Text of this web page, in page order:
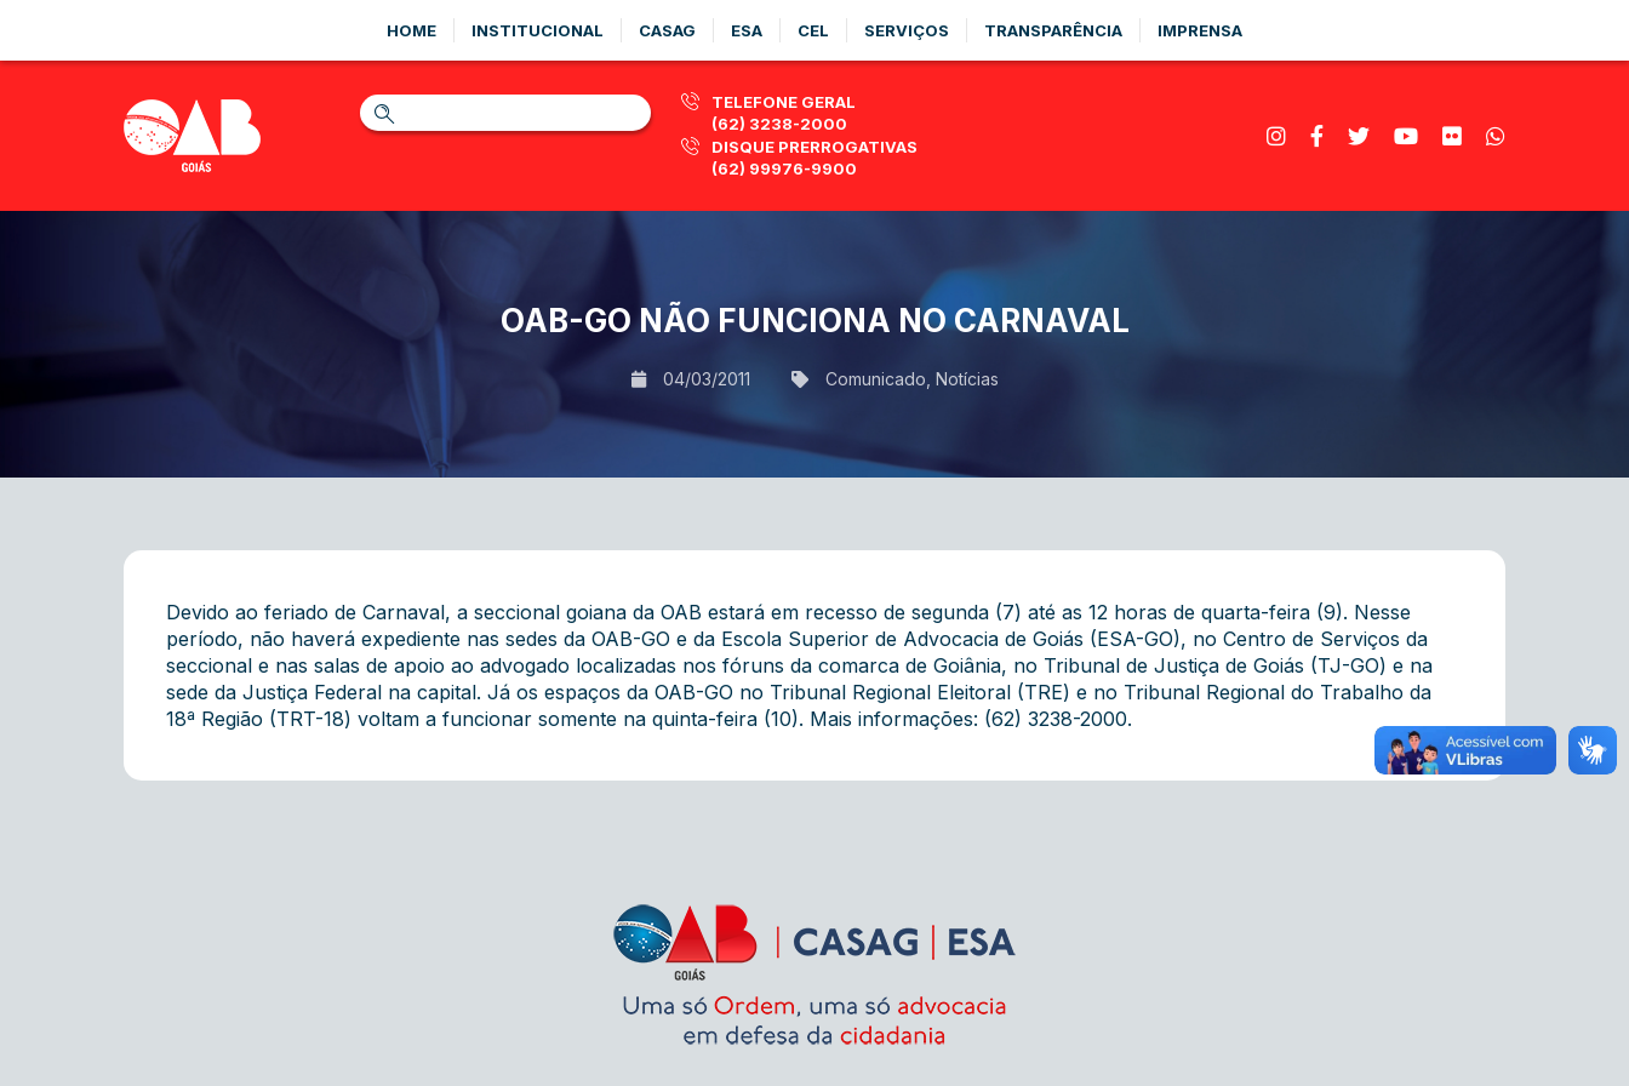
HOME INSTITUCIONAL CASAG ESA CEL SERVIÇOS TRANSPARÊNCIA IMPRENSA
TELEFONE GERAL
(62) 3238-2000
DISQUE PRERROGATIVAS
(62) 99976-9900
OAB-GO NÃO FUNCIONA NO CARNAVAL
04/03/2011 Comunicado Notícias
Devido ao feriado de Carnaval, a seccional goiana da OAB estará em recesso de segunda (7) até as 12 horas de quarta-feira (9). Nesse
período, não haverá expediente nas sedes da OAB-GO e da Escola Superior de Advocacia de Goiás (ESA-GO), no Centro de Serviços da
seccional e nas salas de apoio ao advogado localizadas nos fóruns da comarca de Goiânia, no Tribunal de Justiça de Goiás (TJ-GO) e na
sede da Justiça Federal na capital. Já os espaços da OAB-GO no Tribunal Regional Eleitoral (TRE) e no Tribunal Regional do Trabalho da
18ª Região (TRT-18) voltam a funcionar somente na quinta-feira (10). Mais informações: (62) 3238-2000.